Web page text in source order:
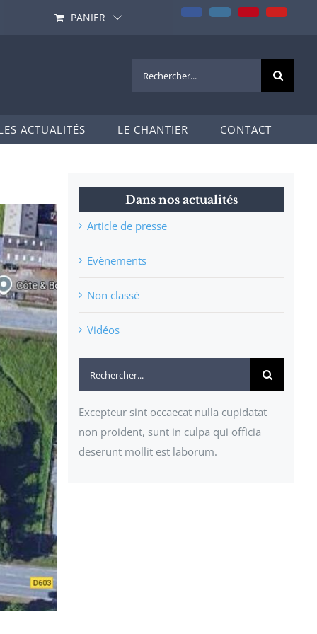
PANIER FacebookInstagram
Pinterest
ACTUALITÉS LE CHANTIER CONTACT
Dans nos actualités
Article de presse
Evènements
Non classé
Vidéos
Excepteur sint occaecat nulla cupidatat
non proident, sunt in culpa qui officia
deserunt mollit est laborum.